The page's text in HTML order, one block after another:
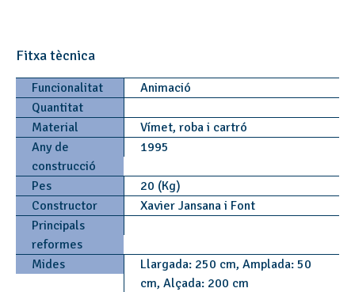
Fitxa tècnica
Funcionalitat
Animació
Quantitat
Material
Vímet, roba i cartró
Any de
construcció
1995
Pes
20 (Kg)
Constructor
Xavier Jansana i Font
Principals
reformes
Mides
Llargada: 250 cm, Amplada: 50
cm, Alçada: 200 cm